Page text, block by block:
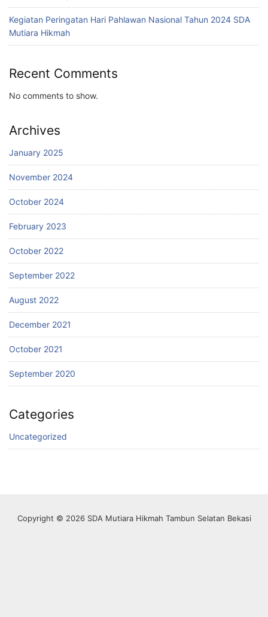
Kegiatan Peringatan Hari Pahlawan Nasional Tahun 2024 SDA
Mutiara Hikmah
Recent Comments
No comments to show.
Archives
January 2025
November 2024
October 2024
February 2023
October 2022
September 2022
August 2022
December 2021
October 2021
September 2020
Categories
Uncategorized
Copyright © 2026 SDA Mutiara Hikmah Tambun Selatan Bekasi